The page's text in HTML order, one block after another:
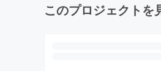
このプロジェクトを